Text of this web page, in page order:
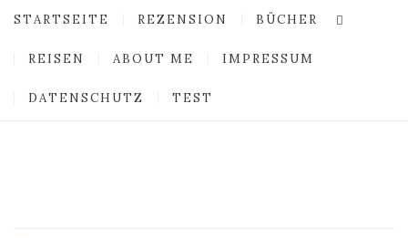
STARTSEITE REZENSION BÜCHER
REISEN ABOUT ME IMPRESSUM
DATENSCHUTZ TEST